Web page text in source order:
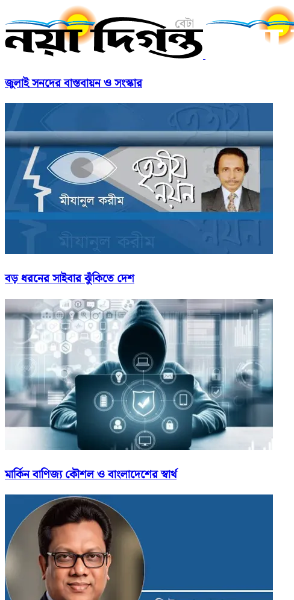
জুলাই সনদের বাস্তবায়ন ও সংস্কার
বড় ধরনের সাইবার ঝুঁকিতে দেশ
মার্কিন বাণিজ্য কৌশল ও বাংলাদেশের স্বার্থ